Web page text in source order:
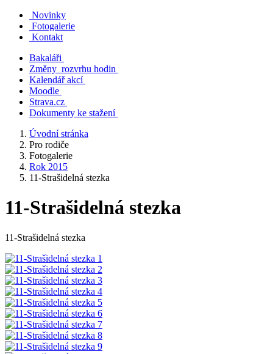
Novinky
Fotogalerie
Kontakt
Bakaláři
Změny rozvrhu hodin
Kalendář akcí
Moodle
Strava.cz
Dokumenty ke stažení
Úvodní stránka
Pro rodiče
Fotogalerie
Rok 2015
11-Strašidelná stezka
11-Strašidelná stezka
11-Strašidelná stezka